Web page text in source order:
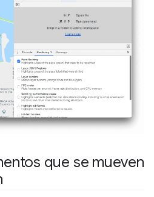
que se mueven